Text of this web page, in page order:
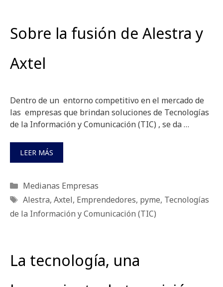
Sobre la fusión de Alestra y
Axtel
Dentro de un entorno competitivo en el mercado de
las empresas que brindan soluciones de Tecnologías
de la Información y Comunicación (TIC) , se da …
LEER MÁS
Categorías
Medianas Empresas
Etiquetas
Alestra, Axtel, Emprendedores, pyme, Tecnologías
de la Información y Comunicación (TIC)
La tecnología, una